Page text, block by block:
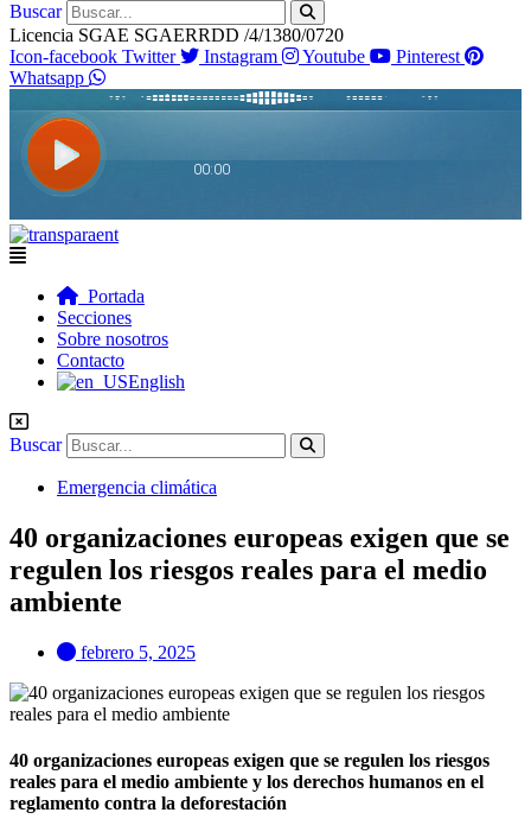
Buscar
Licencia SGAE SGAERRDD /4/1380/0720
Icon-facebook Twitter Instagram Youtube
Pinterest
Whatsapp
Flyout
Portada
Secciones
Sobre nosotros
Contacto
English
Buscar
Emergencia climática
40 organizaciones europeas exigen que se
regulen los riesgos reales para el medio
ambiente
febrero 5, 2025
40 organizaciones europeas exigen que se regulen los riesgos
reales para el medio ambiente y los derechos humanos en el
reglamento contra la deforestación